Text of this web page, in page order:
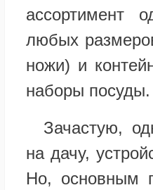
ассортимент
любых
ножи) и
наборы посуды.
Зачастую,
на дачу,
Но, основным